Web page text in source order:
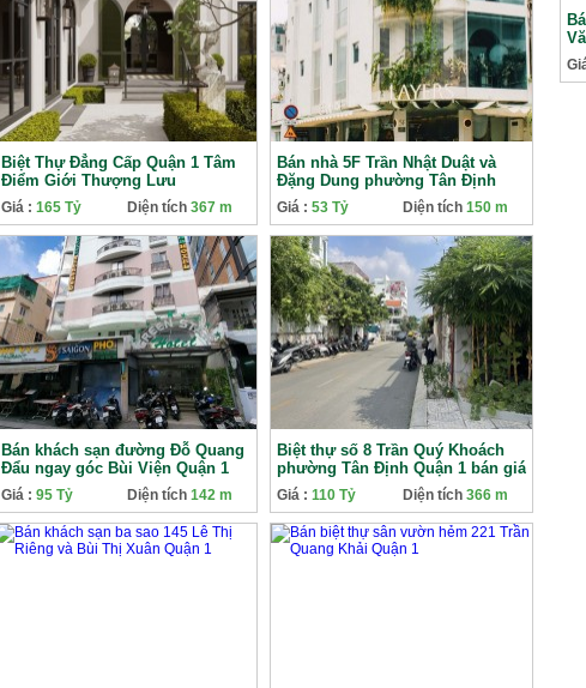
Biệt Thự Đẳng Cấp Quận 1 Tâm
Điểm Giới Thượng Lưu
Giá : 165 Tỷ Diện tích 367 m
Bán nhà 5F Trần Nhật Duật và
Đặng Dung phường Tân Định
Quận 1 giá tốt
Giá : 53 Tỷ Diện tích 150 m
Bán khách sạn đường Đỗ Quang
Đẩu ngay góc Bùi Viện Quận 1
Giá : 95 Tỷ Diện tích 142 m
Biệt thự số 8 Trần Quý Khoách
phường Tân Định Quận 1 bán giá
tốt
Giá : 110 Tỷ Diện tích 366 m